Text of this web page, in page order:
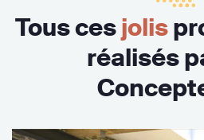
Tous cesjolis
réalisés